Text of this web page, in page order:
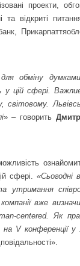
проекти,
відкриті
обміну
у цій сфері.
світовому.
» – говорить
сфері. «Сьогодні
вже
centered. Як
на Vконференції у